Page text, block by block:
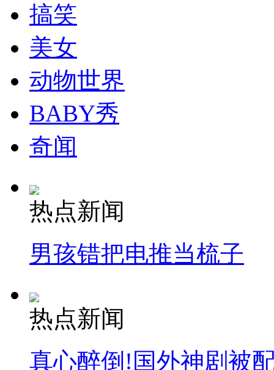
消防员救轻生者
司机酒驾遇交警 急速倒车逃窜
搞笑
美女
动物世界
BABY秀
奇闻
热点新闻
男孩错把电推当梳子
热点新闻
真心醉倒!国外神剧被